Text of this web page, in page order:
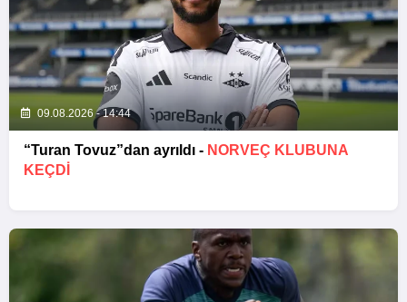
09.08.2026 - 14:44
“Turan Tovuz”dan ayrıldı - NORVEÇ KLUBUNA
KEÇDİ